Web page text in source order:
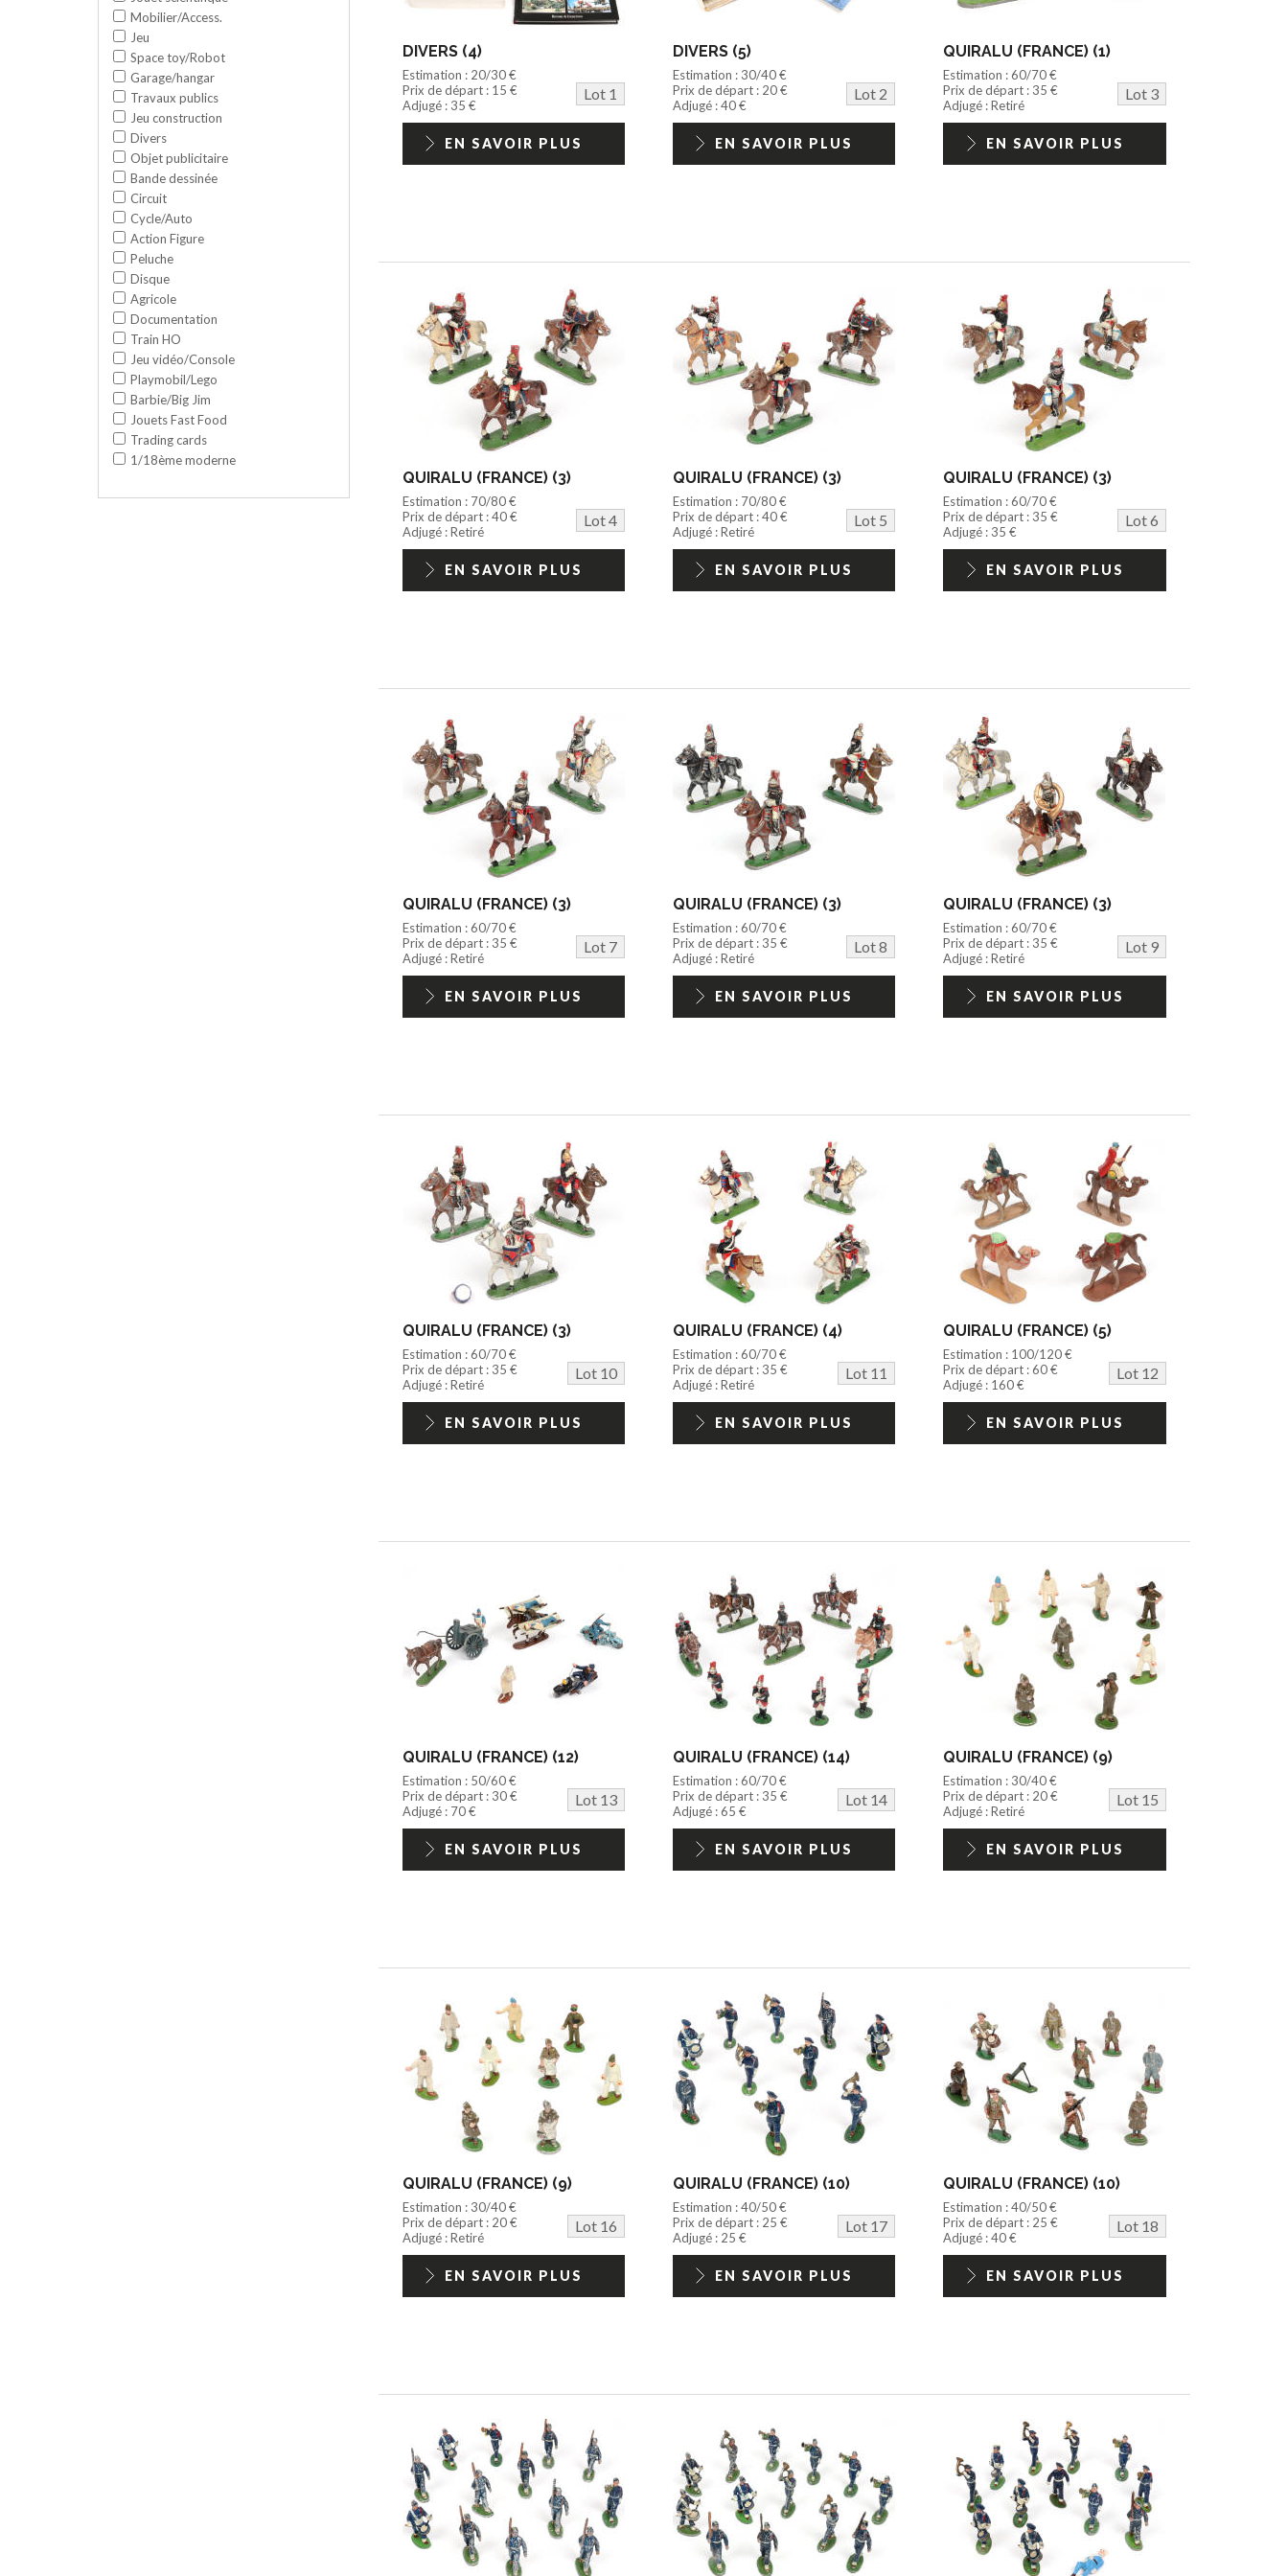
Mobilier/Access.
Jeu
Space toy/Robot
Garage/hangar
Travaux publics
Jeu construction
Divers
Objet publicitaire
Bande dessinée
Circuit
Cycle/Auto
Action Figure
Peluche
Disque
Agricole
Documentation
Train HO
Jeu vidéo/Console
Playmobil/Lego
Barbie/Big Jim
Jouets Fast Food
Trading cards
1/18ème moderne
DIVERS (4)
Estimation : 20/30 €
Prix de départ : 15 €
Lot 1
Adjugé : 35 €
EN SAVOIR PLUS
DIVERS (5)
Estimation : 30/40 €
Prix de départ : 20 €
Lot 2
Adjugé : 40 €
EN SAVOIR PLUS
QUIRALU (FRANCE) (1)
Estimation : 60/70 €
Prix de départ : 35 €
Lot 3
Adjugé : Retiré
EN SAVOIR PLUS
QUIRALU (FRANCE) (3)
Estimation : 70/80 €
Prix de départ : 40 €
Lot 4
Adjugé : Retiré
EN SAVOIR PLUS
QUIRALU (FRANCE) (3)
Estimation : 70/80 €
Prix de départ : 40 €
Lot 5
Adjugé : Retiré
EN SAVOIR PLUS
QUIRALU (FRANCE) (3)
Estimation : 60/70 €
Prix de départ : 35 €
Lot 6
Adjugé : 35 €
EN SAVOIR PLUS
QUIRALU (FRANCE) (3)
Estimation : 60/70 €
Prix de départ : 35 €
Lot 7
Adjugé : Retiré
EN SAVOIR PLUS
QUIRALU (FRANCE) (3)
Estimation : 60/70 €
Prix de départ : 35 €
Lot 8
Adjugé : Retiré
EN SAVOIR PLUS
QUIRALU (FRANCE) (3)
Estimation : 60/70 €
Prix de départ : 35 €
Lot 9
Adjugé : Retiré
EN SAVOIR PLUS
QUIRALU (FRANCE) (3)
Estimation : 60/70 €
Prix de départ : 35 €
Lot 10
Adjugé : Retiré
EN SAVOIR PLUS
QUIRALU (FRANCE) (4)
Estimation : 60/70 €
Prix de départ : 35 €
Lot 11
Adjugé : Retiré
EN SAVOIR PLUS
QUIRALU (FRANCE) (5)
Estimation : 100/120 €
Prix de départ : 60 €
Lot 12
Adjugé : 160 €
EN SAVOIR PLUS
QUIRALU (FRANCE) (12)
Estimation : 50/60 €
Prix de départ : 30 €
Lot 13
Adjugé : 70 €
EN SAVOIR PLUS
QUIRALU (FRANCE) (14)
Estimation : 60/70 €
Prix de départ : 35 €
Lot 14
Adjugé : 65 €
EN SAVOIR PLUS
QUIRALU (FRANCE) (9)
Estimation : 30/40 €
Prix de départ : 20 €
Lot 15
Adjugé : Retiré
EN SAVOIR PLUS
QUIRALU (FRANCE) (9)
Estimation : 30/40 €
Prix de départ : 20 €
Lot 16
Adjugé : Retiré
EN SAVOIR PLUS
QUIRALU (FRANCE) (10)
Estimation : 40/50 €
Prix de départ : 25 €
Lot 17
Adjugé : 25 €
EN SAVOIR PLUS
QUIRALU (FRANCE) (10)
Estimation : 40/50 €
Prix de départ : 25 €
Lot 18
Adjugé : 40 €
EN SAVOIR PLUS